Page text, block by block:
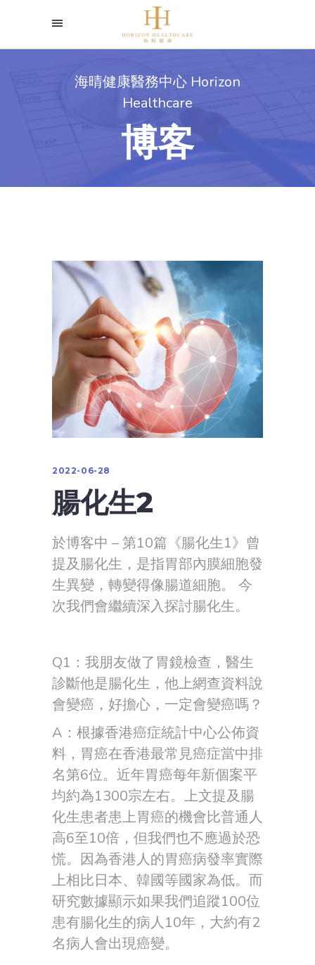
海晴健康醫務中心 Horizon
Healthcare
博客
2022-06-28
腸化生2
於博客中 – 第10篇《腸化生1》曾
提及腸化生，是指胃部內膜細胞發
生異變，轉變得像腸道細胞。 今
次我們會繼續深入探討腸化生。
Q1：我朋友做了胃鏡檢查，醫生
診斷他是腸化生，他上網查資料說
會變癌，好擔心，一定會變癌嗎？
A：根據香港癌症統計中心公佈資
料，胃癌在香港最常見癌症當中排
名第6位。近年胃癌每年新個案平
均約為1300宗左右。上文提及腸
化生患者患上胃癌的機會比普通人
高6至10倍，但我們也不應過於恐
慌。因為香港人的胃癌病發率實際
上相比日本、韓國等國家為低。而
研究數據顯示如果我們追蹤100位
患有腸化生的病人10年，大約有2
名病人會出現癌變。